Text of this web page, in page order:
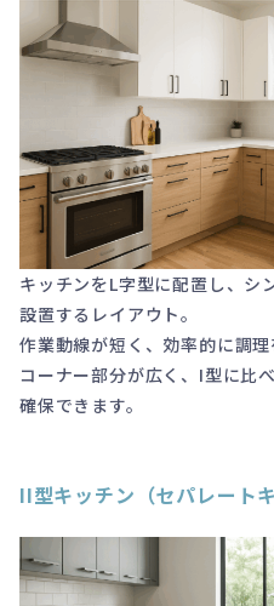
キッチンをL字型に配置し、シ
設置するレイアウト。
作業動線が短く、効率的に調理
コーナー部分が広く、I型に比
確保できます。
II型キッチン（セパレートキ